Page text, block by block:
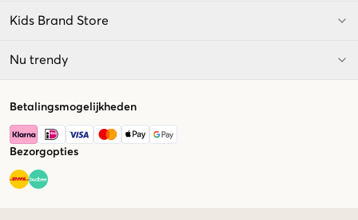
Kids Brand Store
Nu trendy
Betalingsmogelijkheden
Bezorgopties